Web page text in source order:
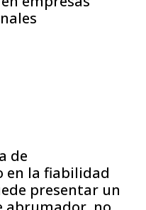
de
en la fiabilidad
presentar un